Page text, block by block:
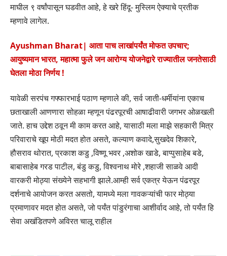
माघील ९ वर्षांपासून घडवीत आहे, हे खरे हिंदू- मुस्लिम ऐक्याचे प्रतीक
म्हणावे लागेल.
Ayushman Bharat| आता पाच लाखांपर्यंत मोफत उपचार;
आयुष्यमान भारत, महात्मा फुले जन आरोग्य योजनेद्वारे राज्यातील जनतेसाठी
घेतला मोठा निर्णय !
यावेळी सरपंच गफ्फारभाई पठाण म्हणाले की, सर्व जाती-धर्मीयांना एकाच
छताखाली आणणारा सोहळा म्हणून पंढरपूरची आषाढीवारी जगभर ओळखली
जाते. हाच उद्देश ठवून मी काम करत आहे, यासाठी मला माझे सहकारी मित्र
परिवाराचे खूप मोठी मदत होत असते, कल्याण कवादे,सुखदेव शिकारे,
हौसराव थोरात, प्रकाश कडु ,विष्णू भवर ,अशोक खाडे, बाप्पुसाहेब बडे,
बाबासाहेब गरड पाटील, बंडु कडु, विश्वनाथ मोरे ,शहाजी साळवे आदी
वारकरी मोठ्या संख्येने सहभागी झाले.आम्ही सर्व एकत्र येऊन पंढरपूर
दर्शनाचे आयोजन करत असतो, यामध्ये मला गावकऱ्यांची फार मोठ्या
प्रमाणावर मदत होत असते, जो पर्यंत पांडुरंगाचा आशीर्वाद आहे, तो पर्यंत हि
सेवा अखंडितपणे अविरत चालू राहील